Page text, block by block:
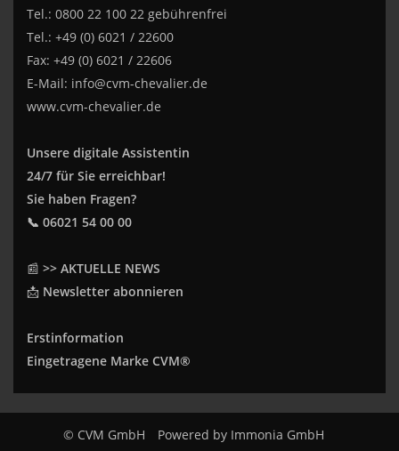
Tel.: 0800 22 100 22 gebührenfrei
Tel.: +49 (0) 6021 / 22600
Fax: +49 (0) 6021 / 22606
E-Mail: info@cvm-chevalier.de
www.cvm-chevalier.de
Unsere digitale Assistentin
24/7 für Sie erreichbar!
Sie haben Fragen?
📞 06021 54 00 00
📰 >> AKTUELLE NEWS
📩 Newsletter abonnieren
Erstinformation
Eingetragene Marke CVM®
© CVM GmbH Powered by Immonia GmbH